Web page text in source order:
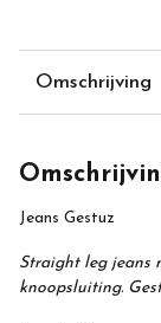
Omschrijving
Jeans Gestuz
Straight leg jeans
knoopsluiting.